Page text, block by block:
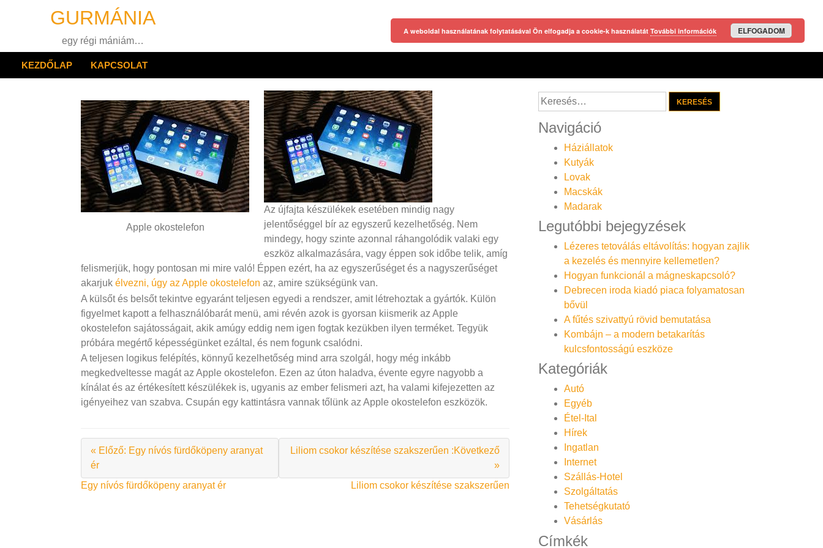
GURMÁNIA
egy régi mániám…
KEZDŐLAP KAPCSOLAT
Apple okostelefon
Az újfajta készülékek esetében mindig nagy
jelentőséggel bír az egyszerű kezelhetőség. Nem
mindegy, hogy szinte azonnal ráhangolódik valaki egy
eszköz alkalmazására, vagy éppen sok időbe telik, amíg
felismerjük, hogy pontosan mi mire való! Éppen ezért, ha az egyszerűséget és a nagyszerűséget
akarjuk élvezni, úgy az Apple okostelefon az, amire szükségünk van.
A külsőt és belsőt tekintve egyaránt teljesen egyedi a rendszer, amit létrehoztak a gyártók. Külön
figyelmet kapott a felhasználóbarát menü, ami révén azok is gyorsan kiismerik az Apple
okostelefon sajátosságait, akik amúgy eddig nem igen fogtak kezükben ilyen terméket. Tegyük
próbára megértő képességünket ezáltal, és nem fogunk csalódni.
A teljesen logikus felépítés, könnyű kezelhetőség mind arra szolgál, hogy még inkább
megkedveltesse magát az Apple okostelefon. Ezen az úton haladva, évente egyre nagyobb a
kínálat és az értékesített készülékek is, ugyanis az ember felismeri azt, ha valami kifejezetten az
igényeihez van szabva. Csupán egy kattintásra vannak tőlünk az Apple okostelefon eszközök.
« Előző: Egy nívós fürdőköpeny aranyat
ér
Liliom csokor készítése szakszerűen :Következő
»
Bejegyzés
Egy nívós fürdőköpeny aranyat ér Liliom csokor készítése szakszerűen
Keresés:
Navigáció
Háziállatok
Kutyák
Lovak
Macskák
Madarak
Legutóbbi bejegyzések
Lézeres tetoválás eltávolítás: hogyan zajlik
a kezelés és mennyire kellemetlen?
Hogyan funkcionál a mágneskapcsoló?
Debrecen iroda kiadó piaca folyamatosan
bővül
A fűtés szivattyú rövid bemutatása
Kombájn – a modern betakarítás
kulcsfontosságú eszköze
Kategóriák
Autó
Egyéb
Étel-Ital
Hírek
Ingatlan
Internet
Szállás-Hotel
Szolgáltatás
Tehetségkutató
Vásárlás
Címkék
A weboldal használatának folytatásával Ön elfogadja a cookie-k használatát További információk ELFOGADOM